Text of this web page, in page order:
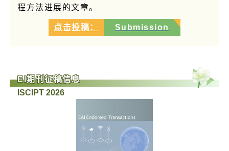
程方法进展的文章。
点击投稿： Submission
EI期刊征稿信息
ISCIPT 2026